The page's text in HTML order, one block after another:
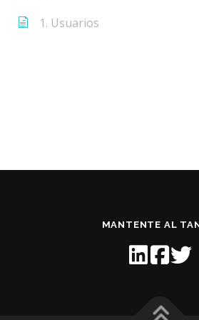
1. Usuarios
MANTENTE AL